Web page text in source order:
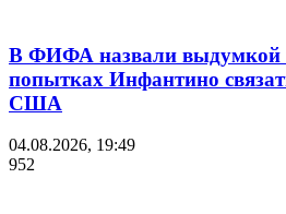
В ФИФА назвали выдумкой
попытках Инфантино
США
04.08.2026, 19:49
952